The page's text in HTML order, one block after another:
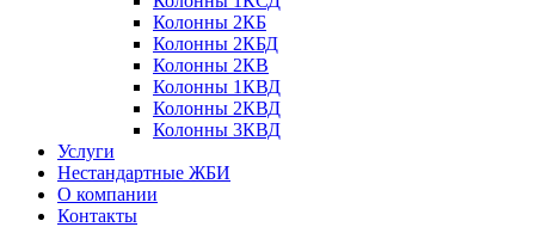
Колонны 2КБ
Колонны 2КБД
Колонны 2КВ
Колонны 1КВД
Колонны 2КВД
Колонны 3КВД
Услуги
Нестандартные ЖБИ
О компании
Контакты